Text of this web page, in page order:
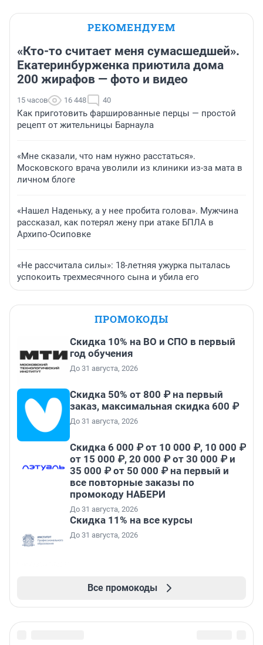
РЕКОМЕНДУЕМ
«Кто-то считает меня сумасшедшей».
Екатеринбурженка приютила дома
200 жирафов — фото и видео
15 часов 16 448 40
Как приготовить фаршированные перцы — простой
рецепт от жительницы Барнаула
«Мне сказали, что нам нужно расстаться».
Московского врача уволили из клиники из-за мата в
личном блоге
«Нашел Наденьку, а у нее пробита голова». Мужчина
рассказал, как потерял жену при атаке БПЛА в
Архипо-Осиповке
«Не рассчитала силы»: 18-летняя ужурка пыталась
успокоить трехмесячного сына и убила его
ПРОМОКОДЫ
Скидка 10% на ВО и СПО в первый
год обучения
До 31 августа, 2026
Скидка 50% от 800 ₽ на первый
заказ, максимальная скидка 600 ₽
До 31 августа, 2026
Скидка 6 000 ₽ от 10 000 ₽, 10 000 ₽
от 15 000 ₽, 20 000 ₽ от 30 000 ₽ и
35 000 ₽ от 50 000 ₽ на первый и
все повторные заказы по
промокоду НАБЕРИ
До 31 августа, 2026
Скидка 11% на все курсы
До 31 августа, 2026
Все промокоды